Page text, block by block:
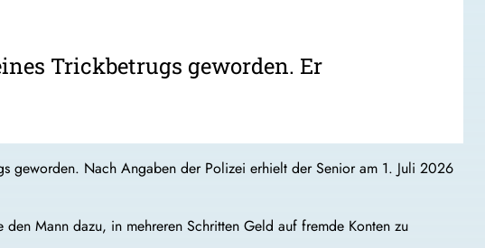
Trickbetrugs geworden. Er
geworden. Nach Angaben der Polizei erhielt der Senior am 1. Juli 2026
Mann dazu, in mehreren Schritten Geld auf fremde Konten zu